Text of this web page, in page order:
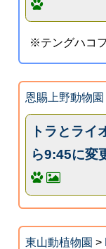
※テングハコフ
恩賜上野動物園
トラとラ
ら9:45に変
東山動植物園 >